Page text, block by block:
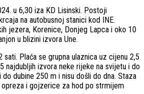
u 6,30 iza KD Lisinski. Postoji
na autobusnoj stanici kod INE.
jezera, Korenice, Donjeg Lapca i oko 10
u blizini izvora Une.
sati. Plaća se grupna ulaznica uz cijenu 2,5
najdubljih izvora neke rijeke na svijetu i do
dubine 250 m i nisu došli do dna. Staza
i gojzerice za hod po strmijem